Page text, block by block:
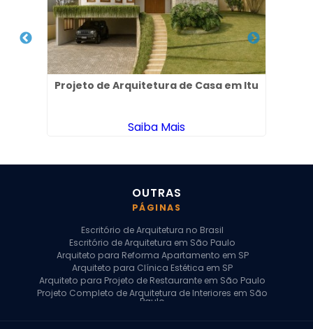
Projeto de Arquitetura de Casa em Itu
Saiba Mais
OUTRAS
PÁGINAS
Escritório de Arquitetura no Brasil
Escritório de Arquitetura em São Paulo
Arquiteto para Reforma Apartamento em SP
Arquiteto para Clínica Estética em SP
Arquiteto para Projeto de Restaurante em São Paulo
Projeto Completo de Arquitetura de Interiores em São
Paulo